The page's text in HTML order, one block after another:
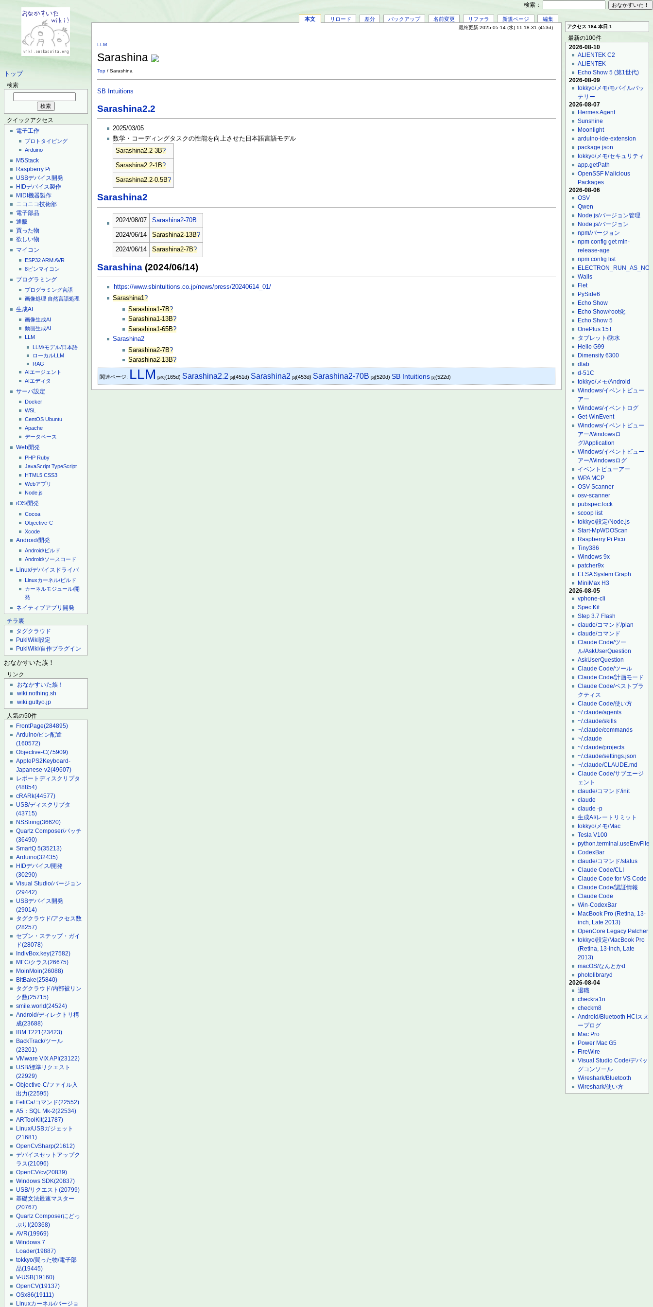
トップ
検索
クイックアクセス
電子工作
プロトタイピング
Arduino
M5Stack
Raspberry Pi
USBデバイス開発
HIDデバイス製作
MIDI機器製作
ニコニコ技術部
電子部品
通販
買った物
欲しい物
マイコン
ESP32ARMAVR
8ピンマイコン
プログラミング
プログラミング言語
画像処理 自然言語処理
生成AI
画像生成AI
動画生成AI
LLM
LLM/モデル/日本語
ローカルLLM
RAG
AIエージェント
AIエディタ
サーバ設定
Docker
WSL
CentOS Ubuntu
Apache
データベース
Web開発
PHP Ruby
JavaScript TypeScript
HTML5 CSS3
Webアプリ
Node.js
iOS/開発
Cocoa
Objective-C
Xcode
Android/開発
Android/ビルド
Android/ソースコード
Linux/デバイスドライバ
Linuxカーネル/ビルド
カーネルモジュール/開
発
ネイティブアプリ開発
チラ裏
タグクラウド
PukiWiki設定
PukiWiki/自作プラグイン
おなかすいた族！
リンク
おなかすいた族！
wiki.nothing.sh
wiki.guttyo.jp
人気の50件
FrontPage(284895)
Arduino/ピン配置
(160572)
Objective-C(75909)
ApplePS2Keyboard-
Japanese-v2(49607)
レポートディスクリプタ
(48854)
cRARk(44577)
USB/ディスクリプタ
(43715)
NSString(36620)
Quartz Composer/パッチ
(36490)
SmartQ 5(35213)
Arduino(32435)
HIDデバイス/開発
(30290)
Visual Studio/バージョン
(29442)
USBデバイス開発
(29014)
タグクラウド/アクセス数
(28257)
セブン・ステップ・ガイ
ド(28078)
IndivBox.key(27582)
MFC/クラス(26675)
MoinMoin(26088)
BitBake(25840)
タグクラウド/内部被リン
ク数(25715)
smile.world(24524)
Android/ディレクトリ構
成(23688)
IBM T221(23423)
BackTrack/ツール
(23201)
VMware VIX API(23122)
USB/標準リクエスト
(22929)
Objective-C/ファイル入
出力(22595)
FeliCa/コマンド(22552)
A5：SQL Mk-2(22534)
ARToolKit(21787)
Linux/USBガジェット
(21681)
OpenCvSharp(21612)
デバイスセットアップク
ラス(21096)
OpenCV/cv(20839)
Windows SDK(20837)
USB/リクエスト(20799)
基礎文法最速マスター
(20767)
Quartz Composerにどっ
ぷり!(20368)
AVR(19969)
Windows 7
Loader(19887)
tokkyo/買った物/電子部
品(19445)
V-USB(19160)
OpenCV(19137)
OSx86(19111)
Linuxカーネル/バージョ
本文 リロード 差分 バックアップ 名前変更 リファラ 新規ページ 編集
最終更新:2025-05-14 (水) 11:18:31 (453d)
LLM
Sarashina
Top / Sarashina
SB Intuitions
Sarashina2.2
2025/03/05
数学・コーディングタスクの性能を向上させた日本語言語モデル
Sarashina2.2-3B?
Sarashina2.2-1B?
Sarashina2.2-0.5B?
Sarashina2
2024/08/07 Sarashina2-70B
2024/06/14 Sarashina2-13B?
2024/06/14 Sarashina2-7B?
Sarashina (2024/06/14)
https://www.sbintuitions.co.jp/news/press/20240614_01/
Sarashina1?
Sarashina1-7B?
Sarashina1-13B?
Sarashina1-65B?
Sarashina2
Sarashina2-7B?
Sarashina2-13B?
関連ページ: LLM [240](165d) Sarashina2.2 [5](451d) Sarashina2 [5](453d) Sarashina2-70B [5](520d)SB Intuitions [3](522d)
アクセス:184 本日:1
最新の100件
2026-08-10
ALIENTEK C2
ALIENTEK
Echo Show 5 (第1世代)
2026-08-09
tokkyo/メモ/モバイルバッ
テリー
2026-08-07
Hermes Agent
Sunshine
Moonlight
arduino-ide-extension
package.json
tokkyo/メモ/セキュリティ
app.getPath
OpenSSF Malicious
Packages
2026-08-06
OSV
Qwen
Node.js/バージョン管理
Node.js/バージョン
npm/バージョン
npm config get min-
release-age
npm config list
Wails
Flet
PySide6
Echo Show
Echo Show/root化
Echo Show 5
OnePlus 15T
タブレット/防水
Helio G99
Dimensity 6300
dtab
d-51C
tokkyo/メモ/Android
Windows/イベントビュー
アー
Windows/イベントログ
Get-WinEvent
Windows/イベントビュー
アー/Windowsロ
グ/Application
Windows/イベントビュー
アー/Windowsログ
イベントビューアー
WPA MCP
OSV-Scanner
osv-scanner
pubspec.lock
scoop list
tokkyo/設定/Node.js
Start-MpWDOScan
Raspberry Pi Pico
Tiny386
Windows 9x
patcher9x
ELSA System Graph
MiniMax H3
2026-08-05
vphone-cli
Spec Kit
Step 3.7 Flash
claude/コマンド/plan
claude/コマンド
Claude Code/ツー
ル/AskUserQuestion
AskUserQuestion
Claude Code/ツール
Claude Code/計画モード
Claude Code/ベストプラ
クティス
Claude Code/使い方
~/.claude/agents
~/.claude/skills
~/.claude/commands
~/.claude
~/.claude/projects
~/.claude/settings.json
~/.claude/CLAUDE.md
Claude Code/サブエージ
ェント
claude/コマンド/init
claude
claude -p
生成AI/レートリミット
tokkyo/メモ/Mac
Tesla V100
python.terminal.useEnvFile
CodexBar
claude/コマンド/status
Claude Code/CLI
Claude Code for VS Code
Claude Code/認証情報
Claude Code
Win-CodexBar
MacBook Pro (Retina, 13-
inch, Late 2013)
OpenCore Legacy Patcher
tokkyo/設定/MacBook Pro
(Retina, 13-inch, Late
2013)
macOS/なんとかd
photolibraryd
2026-08-04
退職
checkra1n
checkm8
Android/Bluetooth HCIスヌ
ープログ
Mac Pro
Power Mac G5
FireWire
Visual Studio Code/デバッ
グコンソール
Wireshark/Bluetooth
Wireshark/使い方
検索：